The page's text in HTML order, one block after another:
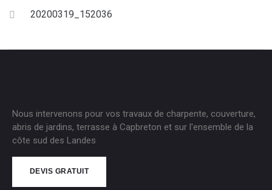
20200319_152036
Nous intervenons pour vos travaux de charpente, couverture,
abris de jardins, terrasse à Capbreton et sur l'ensemble de la
côte sud des Landes
DEVIS GRATUIT